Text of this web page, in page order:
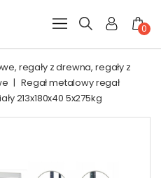
0
regały z drewna, regały z
| Regał metalowy regał
213x180x40 5x275kg